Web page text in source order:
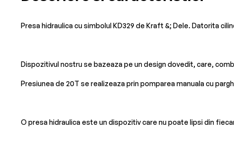
Presa hidraulica cu simbolul KD329 de Kraft &; Dele. Datorita
Dispozitivul nostru se bazeaza pe un design dovedit, care,
Presiunea de 20T se realizeaza prin pomparea manuala cu
O presa hidraulica este un dispozitiv care nu poate lipsi din